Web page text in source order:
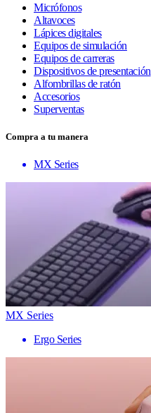
Micrófonos
Altavoces
Lápices digitales
Equipos de simulación
Equipos de carreras
Dispositivos de presentación
Alfombrillas de ratón
Accesorios
Superventas
Compra a tu manera
MX Series
MX Series
Ergo Series